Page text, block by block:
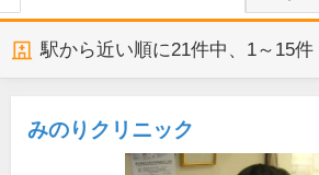
駅から近い順に21件中、 1～15件
みのりクリニック